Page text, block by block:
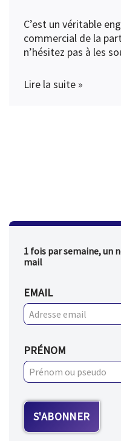
C’est un véritable
commercial de la
n’hésitez pas à les
Lire la suite »
1 fois par semaine, un
mail
EMAIL
PRÉNOM